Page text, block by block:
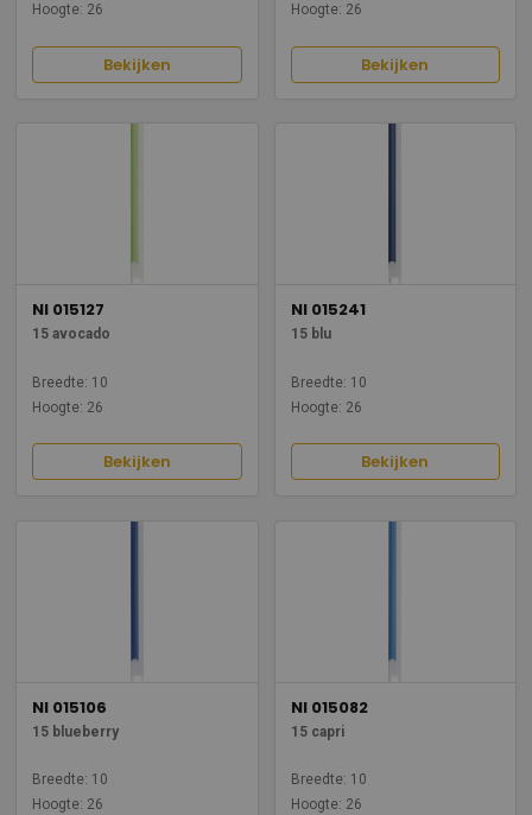
Hoogte: 26
Bekijken
Hoogte: 26
Bekijken
NI 015127
15 avocado
Breedte: 10
Hoogte: 26
Bekijken
NI 015241
15 blu
Breedte: 10
Hoogte: 26
Bekijken
NI 015106
15 blueberry
Breedte: 10
Hoogte: 26
NI 015082
15 capri
Breedte: 10
Hoogte: 26